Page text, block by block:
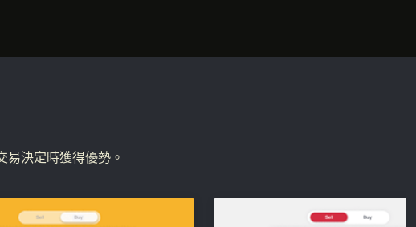
易決定時獲得優勢。